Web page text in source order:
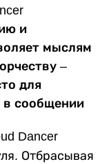
и
мыслям
–
для
в сообщении
Dancer
Отбрасывая